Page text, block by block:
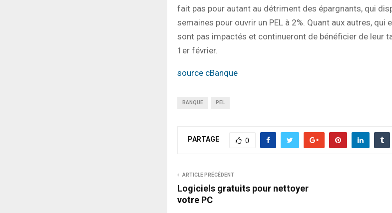
fait pas pour autant au détriment des épargnants, qui
semaines pour ouvrir un PEL à 2%. Quant aux autres, qui
sont pas impactés et continueront de bénéficier de leur
1er février.
source cBanque
BANQUE PEL
PARTAGE 0
ARTICLE PRÉCÉDENT
Logiciels gratuits pour nettoyer
votre PC